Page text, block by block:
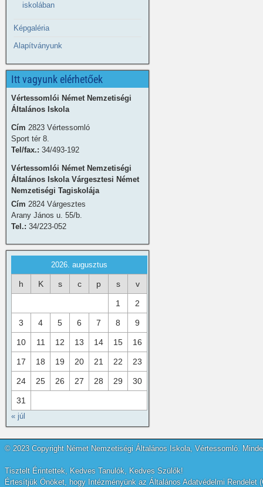
iskolában
Képgaléria
Alapítványunk
Itt vagyunk elérhetőek
Vértessomlói Német Nemzetiségi
Általános Iskola
Cím 2823 Vértessomló
Sport tér 8.
Tel/fax.: 34/493-192
Vértessomlói Német Nemzetiségi
Általános Iskola Várgesztesi Német
Nemzetiségi Tagiskolája
Cím 2824 Várgesztes
Arany János u. 55/b.
Tel.: 34/223-052
2026. augusztus
h K s c p s v
1 2
3 4 5 6 7 8 9
10 11 12 13 14 15 16
17 18 19 20 21 22 23
24 25 26 27 28 29 30
31
« júl
© 2023 Copyright Német Nemzetiségi Általános Iskola, Vértessomló.
Tisztelt Érintettek, Kedves Tanulók, Kedves Szülők!
Értesítjük Önöket, hogy Intézményünk az Általános Adatvédelmi